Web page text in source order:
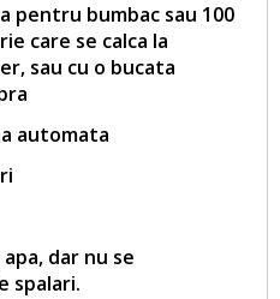
pentru bumbac sau 100
care se calca la
sau cu o bucata
automata
dar nu se
spalari.